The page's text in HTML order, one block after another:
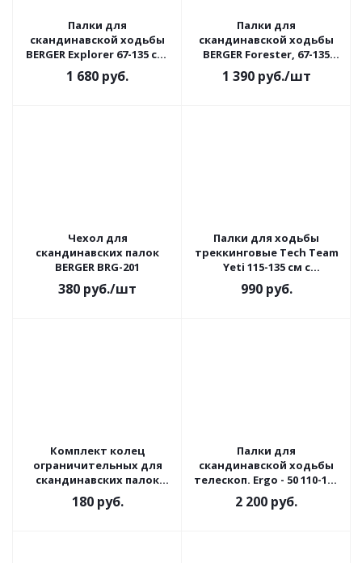
Палки для
скандинавской ходьбы
BERGER Explorer 67-135 см,
3-секционные
1 680 руб.
Палки для
скандинавской ходьбы
BERGER Forester, 67-135
см, 3-секционные
1 390руб./шт
Чехол для
скандинавских палок
BERGER BRG-201
380 руб./шт
Палки для ходьбы
треккинговые Tech Team
Yeti 115-135 см с
резиновой ручкой
990руб.
Комплект колец
ограничительных для
скандинавских палок
Berger
180руб.
Палки для
скандинавской ходьбы
телескоп. Ergo - 50 110-140
см
2 200 руб.